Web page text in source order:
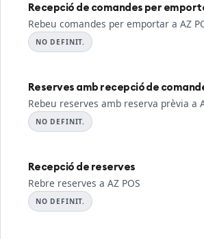
Recepció de comandes per
Rebeu comandes per emportar a AZ
NO DEFINIT.
Reserves amb recepció de
Rebeu reserves amb reserva prèvia a
NO DEFINIT.
Recepció de reserves
Rebre reserves a AZ POS
NO DEFINIT.